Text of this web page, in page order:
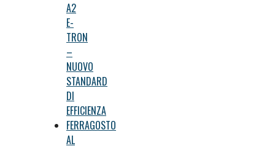
A2
E-
TRON
–
NUOVO
STANDARD
DI
EFFICIENZA
FERRAGOSTO
AL